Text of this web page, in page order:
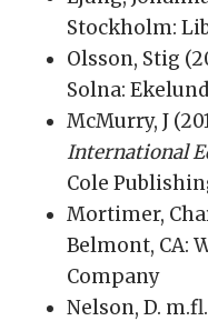
Stockholm:
Olsson, Stig
Solna:
McMurry, J
International
Cole
Mortimer,
Belmont, CA:
Company
Nelson, D.